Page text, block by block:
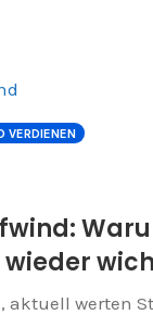
VERDIENEN
aktuell werten